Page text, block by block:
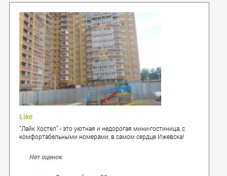
Like
“Лайк Хостел” - это уютная и недорогая мини-гостиница, с
комфортабельными номерами, в самом сердце Ижевска!
Нет оценок